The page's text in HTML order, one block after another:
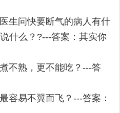
生问快要断气的病人有什
什么？?---答案：其实你
不熟，更不能吃？---答
容易不翼而飞？---答案：